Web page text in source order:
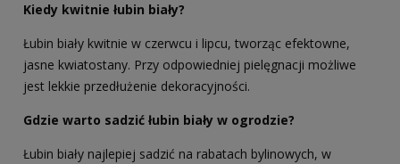
Kiedy kwitnie łubin biały?
Łubin biały kwitnie w czerwcu i lipcu, tworząc efektowne,
jasne kwiatostany. Przy odpowiedniej pielęgnacji możliwe
jest lekkie przedłużenie dekoracyjności.
Gdzie warto sadzić łubin biały w ogrodzie?
Łubin biały najlepiej sadzić na rabatach bylinowych, w